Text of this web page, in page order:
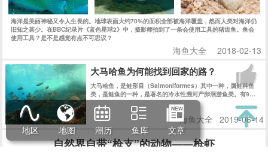
海洋是美丽神秘又令人生畏的。地球表面大约70%的面积全部被海洋覆盖，然而人类对海洋仍
旧知之甚少。在BBC纪录片《蓝色星球2》中，摄影师拍到了一条会使用工具的猪齿鱼。鱼会
使用工具？是不是感觉有点不可思议？
海鱼大全 2018-02-13
大马哈鱼为何能找到回家的路？
大马哈鱼，是鲑形目（Salmoniformes）其中一种，属鲑科鱼
类，是鲑鱼的一种，是著名的冷水性溯河产卵洄游鱼类。有9亚
目25科146属510种，纯淡水种类82种。它们出生在江河淡水
中，却在太平洋的海水中长大。
海鱼大全 2019-06-14
自然界自带“枪支”的动物——枪虾
地区 地图 潮历 鱼库 文章